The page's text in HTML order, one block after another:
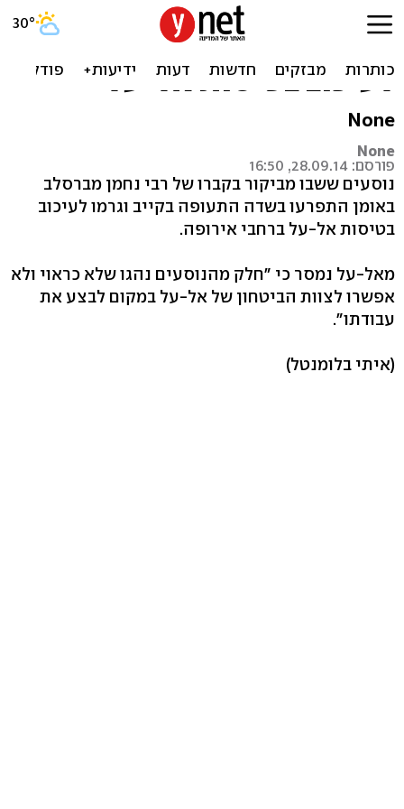
נוסעים ששבו מאומן התפרעו
בשדה התעופה בקייב וגרמו
לעיכוב בטיסות אל-על
None
None
פורסם: 28.09.14, 16:50
נוסעים ששבו מביקור בקברו של רבי נחמן מברסלב
באומן התפרעו בשדה התעופה בקייב וגרמו לעיכוב
בטיסות אל-על ברחבי אירופה.
מאל-על נמסר כי "חלק מהנוסעים נהגו שלא כראוי ולא
אפשרו לצוות הביטחון של אל-על במקום לבצע את
עבודתו".
(איתי בלומנטל)